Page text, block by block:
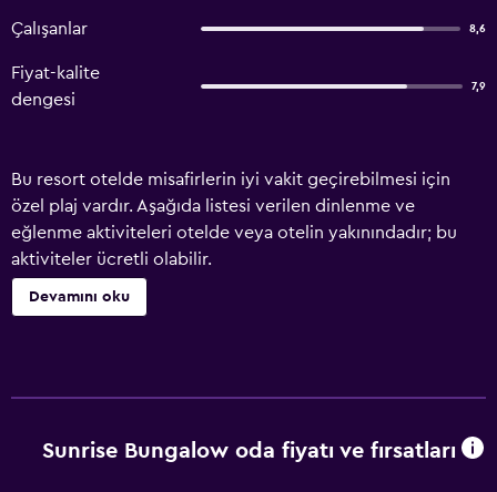
Çalışanlar 8,6
Fiyat-kalite
dengesi
7,9
Bu resort otelde misafirlerin iyi vakit geçirebilmesi için
özel plaj vardır. Aşağıda listesi verilen dinlenme ve
eğlenme aktiviteleri otelde veya otelin yakınındadır; bu
aktiviteler ücretli olabilir.
Devamını oku
Sunrise Bungalow oda fiyatı ve fırsatları